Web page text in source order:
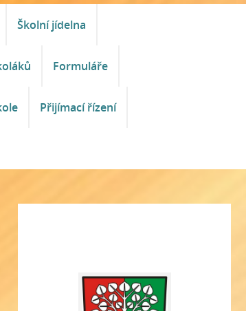
Školní jídelna
Formuláře
Přijímací řízení